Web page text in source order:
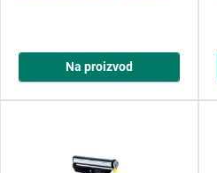
Na proizvod